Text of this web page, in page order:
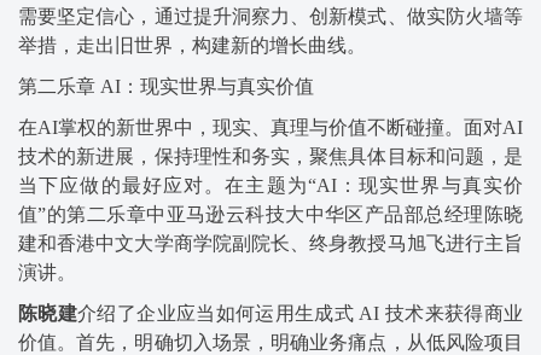
需要坚定信心，通过提升洞察力、创新模式、做实防火墙等
举措，走出旧世界，构建新的增长曲线。
第二乐章 AI：现实世界与真实价值
在AI掌权的新世界中，现实、真理与价值不断碰撞。面对AI
技术的新进展，保持理性和务实，聚焦具体目标和问题，是
当下应做的最好应对。在主题为“AI：现实世界与真实价
值”的第二乐章中亚马逊云科技大中华区产品部总经理陈晓
建和香港中文大学商学院副院长、终身教授马旭飞进行主旨
演讲。
陈晓建介绍了企业应当如何运用生成式 AI 技术来获得商业
价值。首先，明确切入场景，明确业务痛点，从低风险项目